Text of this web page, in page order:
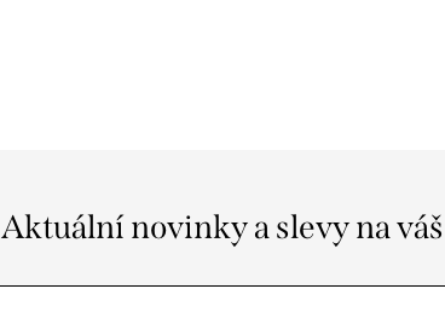
Aktuální novinky a slevy na